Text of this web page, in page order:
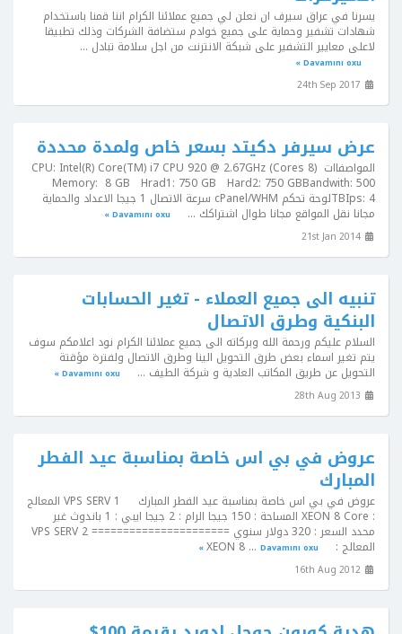
يسرنا في عراق سيرف ان نعلن لي جميع عملائنا الكرام اننا قمنا باستخدام
شهادات تشفير وحماية على جميع خوادم ستضافة الشركات وذلك تطبيقا
لاعلى معايير التشفير على شبكة الانترنت من اجل سلامة تبادل ...
Davamını oxu »
عرض سيرفر دكيتد بسعر خاص ولمدة محددة
المواصفااتCPU: Intel(R) Core(TM) i7 CPU 920 @ 2.67GHz (Cores 8)
Memory: 8 GB Hrad1: 750 GB Hard2: 750 GBBandwith: 500
TBIps: 4لوحة تحكم cPanel/WHM سرعة الاتصال 1 جيجا الاعداد والحماية
مجانا نقل المواقع مجانا طوال اشتراكك ... Davamını oxu »
تنبيه الى جميع العملاء - تغير الحسابات
البنكية وطرق الاتصال
السلام عليكم ورحمة الله وبركاته الى جميع عملائنا الكرام نود اعلامكم سوف
يتم تغير اسماء بعض طرق التحويل الينا وطرق الاتصال ولفترة مؤقتة
التحويل عن طريق المكاتب العادية و شركة الطيف ... Davamını oxu »
عروض في بي اس خاصة بمناسبة عيد الفطر
المبارك
عروض في بي اس خاصة بمناسبة عيد الفطر المبارك VPS SERV 1 المعالج
: XEON 8 Core المساحة : 150 جيجا الرام : 2 جيجا ايبي : 1 باندوث غير
محدد السعر : 320 دولار سنوي ====================== VPS SERV 2
المعالج : XEON 8 ... Davamını oxu »